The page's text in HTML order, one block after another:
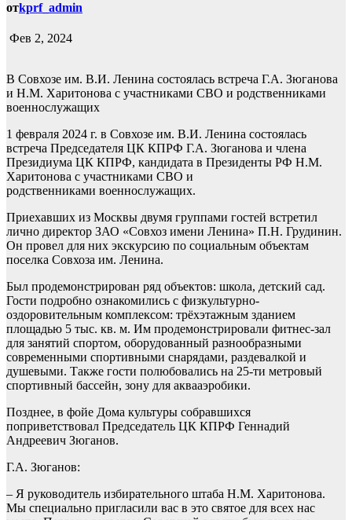
отkprf_admin
Фев 2, 2024
В Совхозе им. В.И. Ленина состоялась встреча Г.А. Зюганова
и Н.М. Харитонова с участниками СВО и родственниками
военнослужащих
1 февраля 2024 г. в Совхозе им. В.И. Ленина состоялась
встреча Председателя ЦК КПРФ Г.А. Зюганова и члена
Президиума ЦК КПРФ, кандидата в Президенты РФ Н.М.
Харитонова с участниками СВО и
родственниками военнослужащих.
Приехавших из Москвы двумя группами гостей встретил
лично директор ЗАО «Совхоз имени Ленина» П.Н. Грудинин.
Он провел для них экскурсию по социальным объектам
поселка Совхоза им. Ленина.
Был продемонстрирован ряд объектов: школа, детский сад.
Гости подробно ознакомились с физкультурно-
оздоровительным комплексом: трёхэтажным зданием
площадью 5 тыс. кв. м. Им продемонстрировали фитнес-зал
для занятий спортом, оборудованный разнообразными
современными спортивными снарядами, раздевалкой и
душевыми. Также гости полюбовались на 25-ти метровый
спортивный бассейн, зону для аквааэробики.
Позднее, в фойе Дома культуры собравшихся
поприветствовал Председатель ЦК КПРФ Геннадий
Андреевич Зюганов.
Г.А. Зюганов:
– Я руководитель избирательного штаба Н.М. Харитонова.
Мы специально пригласили вас в это святое для всех нас